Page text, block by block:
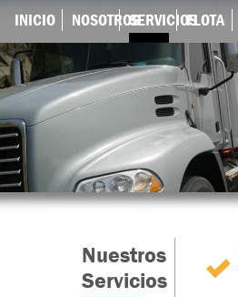
INICIO NOSOTROSSERVICIOSFLOTA
Nuestros
Servicios